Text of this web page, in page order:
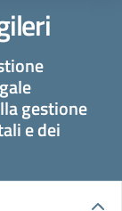
gestione
e dei